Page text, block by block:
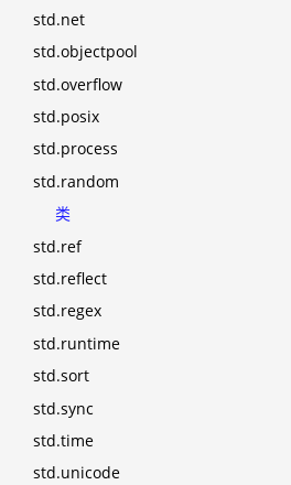
std.net
std.objectpool
std.overflow
std.posix
std.process
std.random
类
std.ref
std.reflect
std.regex
std.runtime
std.sort
std.sync
std.time
std.unicode